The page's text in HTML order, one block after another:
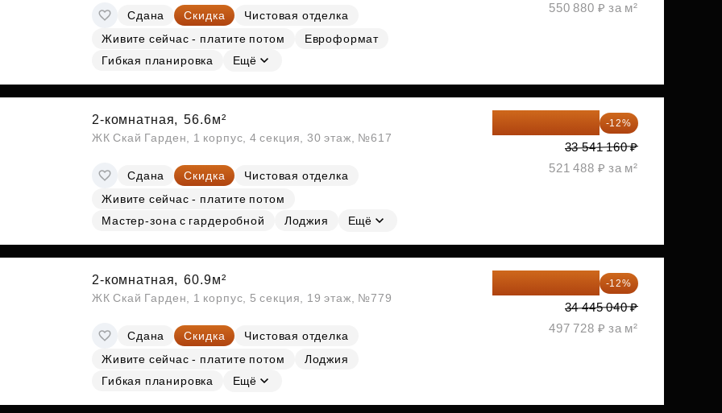
Сдана Скидка
Чистовая отделка
Живите сейчас - платите потом
Евроформат
Гибкая планировка
Ещё
550 880 ₽ за м²
2-комнатная, 56.6м²
ЖК Скай Гарден, 1 корпус, 4 секция, 30 этаж, №617
Сдана Скидка
Чистовая отделка
Живите сейчас - платите потом
Мастер-зона с гардеробной
Лоджия Ещё
-12%
33 541 160 ₽
521 488 ₽ за м²
2-комнатная, 60.9м²
ЖК Скай Гарден, 1 корпус, 5 секция, 19 этаж, №779
Сдана Скидка
Чистовая отделка
Живите сейчас - платите потом
Лоджия
Гибкая планировка
Ещё
-12%
34 445 040 ₽
497 728 ₽ за м²